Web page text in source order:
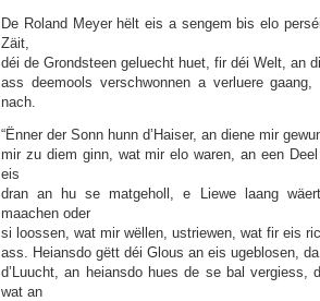
De Roland Meyer hëlt eis a sengem bis elo
Zäit,
déi de Grondsteen geluecht huet, fir déi Welt, an
ass deemools verschwonnen a verluere
nach.
“Ënner der Sonn hunn d’Haiser, an diene mir
mir zu diem ginn, wat mir elo waren, an een
eis
dran an hu se matgeholl, e Liewe laang
maachen oder
si loossen, wat mir wëllen, ustriewen, wat fir eis
ass. Heiansdo gëtt déi Glous an eis ugeblosen,
d’Luucht, an heiansdo hues de se bal vergiess,
wat an